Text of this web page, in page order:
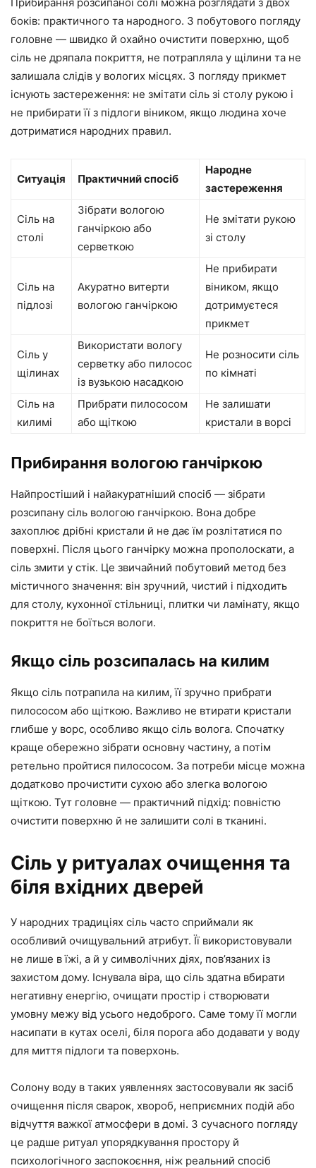
боків: практичного та народного. З побутового погляду
головне — швидко й охайно очистити поверхню, щоб
сіль не дряпала покриття, не потрапляла у щілини та не
залишала слідів у вологих місцях. З погляду прикмет
існують застереження: не змітати сіль зі столу рукою і
не прибирати її з підлоги віником, якщо людина хоче
дотриматися народних правил.
Ситуація Практичний спосіб
Народне
застереження
Сіль на
столі
Зібрати вологою
ганчіркою або
серветкою
Не змітати рукою
зі столу
Сіль на
підлозі
Акуратно витерти
вологою ганчіркою
Не прибирати
віником, якщо
дотримуєтеся
прикмет
Сіль у
щілинах
Використати вологу
серветку або пилосос
із вузькою насадкою
Не розносити сіль
по кімнаті
Сіль на
килимі
Прибрати пилососом
або щіткою
Не залишати
кристали в ворсі
Прибирання вологою ганчіркою
Найпростіший і найакуратніший спосіб — зібрати
розсипану сіль вологою ганчіркою. Вона добре
захоплює дрібні кристали й не дає їм розлітатися по
поверхні. Після цього ганчірку можна прополоскати, а
сіль змити у стік. Це звичайний побутовий метод без
містичного значення: він зручний, чистий і підходить
для столу, кухонної стільниці, плитки чи ламінату, якщо
покриття не боїться вологи.
Якщо сіль розсипалась на килим
Якщо сіль потрапила на килим, її зручно прибрати
пилососом або щіткою. Важливо не втирати кристали
глибше у ворс, особливо якщо сіль волога. Спочатку
краще обережно зібрати основну частину, а потім
ретельно пройтися пилососом. За потреби місце можна
додатково прочистити сухою або злегка вологою
щіткою. Тут головне — практичний підхід: повністю
очистити поверхню й не залишити солі в тканині.
Сіль у ритуалах очищення та
біля вхідних дверей
У народних традиціях сіль часто сприймали як
особливий очищувальний атрибут. Її використовували
не лише в їжі, а й у символічних діях, пов’язаних із
захистом дому. Існувала віра, що сіль здатна вбирати
негативну енергію, очищати простір і створювати
умовну межу від усього недоброго. Саме тому її могли
насипати в кутах оселі, біля порога або додавати у воду
для миття підлоги та поверхонь.
Солону воду в таких уявленнях застосовували як засіб
очищення після сварок, хвороб, неприємних подій або
відчуття важкої атмосфери в домі. З сучасного погляду
це радше ритуал упорядкування простору й
психологічного заспокоєння, ніж реальний спосіб